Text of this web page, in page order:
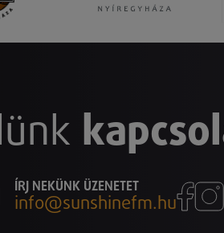
ÍRJ NEKÜNK ÜZENETET
info@sunshinefm.hu